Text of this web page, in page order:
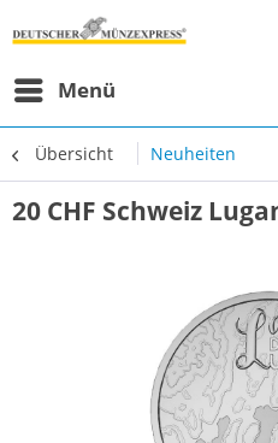
Menü
Übersicht Neuheiten
20 CHF Schweiz